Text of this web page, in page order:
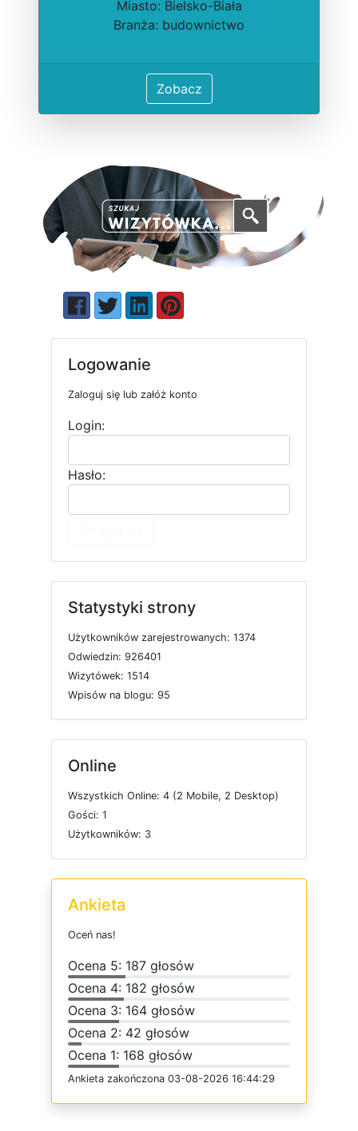
Miasto: Bielsko-Biała
Branża: budownictwo
Zobacz
Logowanie
Zaloguj się lub załóż konto
Login:
Hasło:
Statystyki strony
Użytkowników zarejestrowanych: 1374
Odwiedzin: 926401
Wizytówek: 1514
Wpisów na blogu: 95
Online
Wszystkich Online: 4 (2 Mobile, 2 Desktop)
Gości: 1
Użytkowników: 3
Ankieta
Oceń nas!
Ocena 5: 187 głosów
Ocena 4: 182 głosów
Ocena 3: 164 głosów
Ocena 2: 42 głosów
Ocena 1: 168 głosów
Ankieta zakończona 03-08-2026 16:44:29